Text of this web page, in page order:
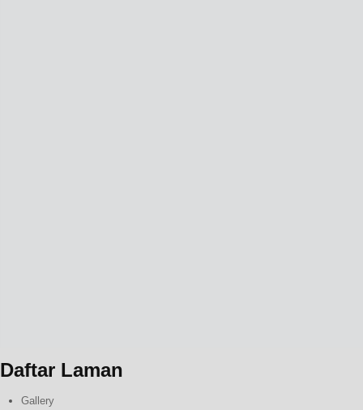
Daftar Laman
Gallery